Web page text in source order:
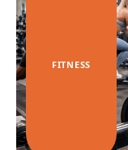
FITNESS